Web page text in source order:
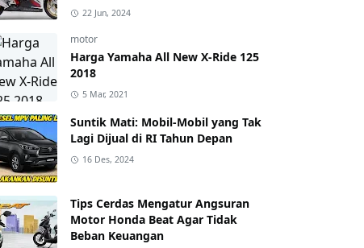
22 Jun, 2024
motor
Harga Yamaha All New X-Ride 125
2018
5 Mar, 2021
Suntik Mati: Mobil-Mobil yang Tak
Lagi Dijual di RI Tahun Depan
16 Des, 2024
Tips Cerdas Mengatur Angsuran
Motor Honda Beat Agar Tidak
Beban Keuangan